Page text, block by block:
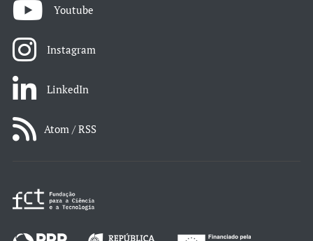
Youtube
Instagram
LinkedIn
Atom / RSS